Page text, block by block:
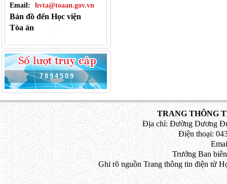
Email:
hvta@toaan.gov.vn
Bản đồ đến Học viện
Tòa án
7 8 9 4 5 0 9
TRANG THÔNG
Địa chỉ: Đường Dương
Điện thoại:
Trưởng Ban
Ghi rõ nguồn Trang thông tin điện tử